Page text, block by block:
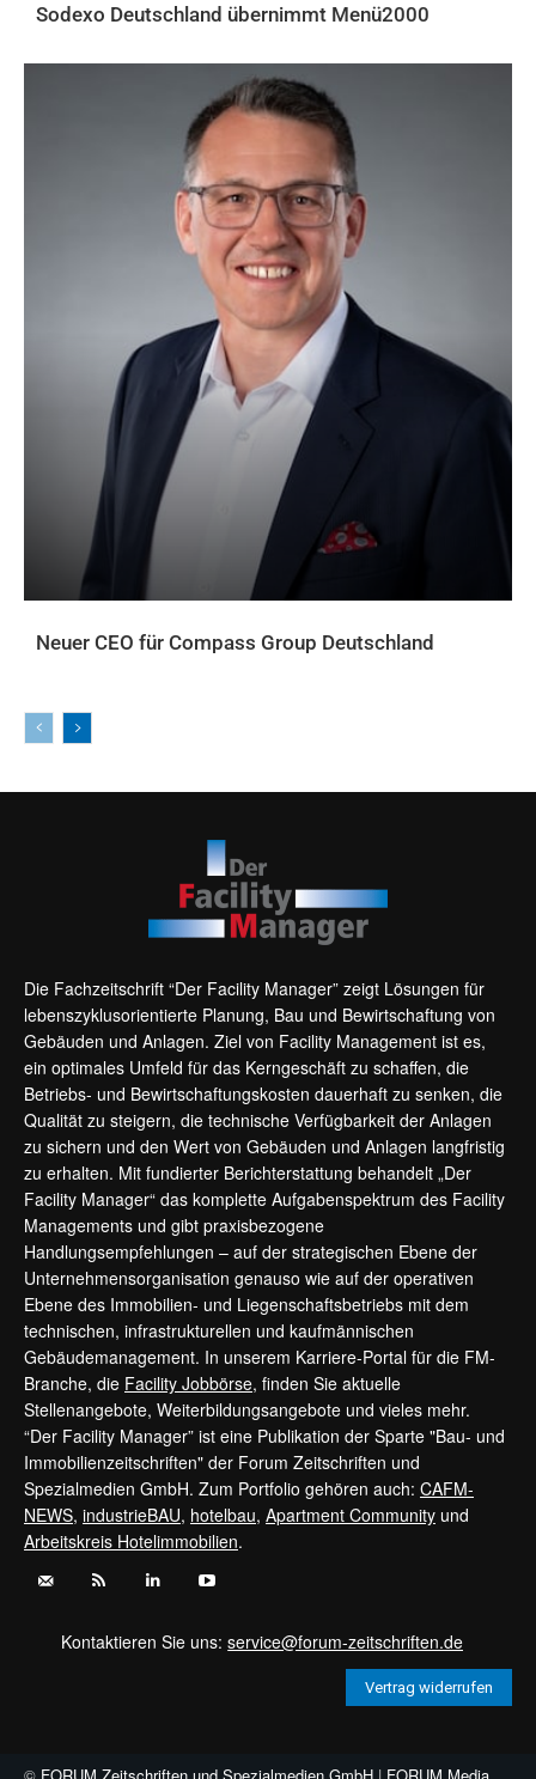
Sodexo Deutschland übernimmt Menü2000
Neuer CEO für Compass Group Deutschland
Die Fachzeitschrift “Der Facility Manager” zeigt Lösungen für
lebenszyklusorientierte Planung, Bau und Bewirtschaftung von
Gebäuden und Anlagen. Ziel von Facility Management ist es,
ein optimales Umfeld für das Kerngeschäft zu schaffen, die
Betriebs- und Bewirtschaftungskosten dauerhaft zu senken, die
Qualität zu steigern, die technische Verfügbarkeit der Anlagen
zu sichern und den Wert von Gebäuden und Anlagen langfristig
zu erhalten. Mit fundierter Berichterstattung behandelt „Der
Facility Manager“ das komplette Aufgabenspektrum des Facility
Managements und gibt praxisbezogene
Handlungsempfehlungen – auf der strategischen Ebene der
Unternehmensorganisation genauso wie auf der operativen
Ebene des Immobilien- und Liegenschaftsbetriebs mit dem
technischen, infrastrukturellen und kaufmännischen
Gebäudemanagement. In unserem Karriere-Portal für die FM-
Branche, die Facility Jobbörse, finden Sie aktuelle
Stellenangebote, Weiterbildungsangebote und vieles mehr.
“Der Facility Manager” ist eine Publikation der Sparte "Bau- und
Immobilienzeitschriften" der Forum Zeitschriften und
Spezialmedien GmbH. Zum Portfolio gehören auch: CAFM-
NEWS, industrieBAU, hotelbau, Apartment Community und
Arbeitskreis Hotelimmobilien.
Kontaktieren Sie uns:service@forum-zeitschriften.de
Vertrag widerrufen
© FORUM Zeitschriften und Spezialmedien GmbH | FORUM Media